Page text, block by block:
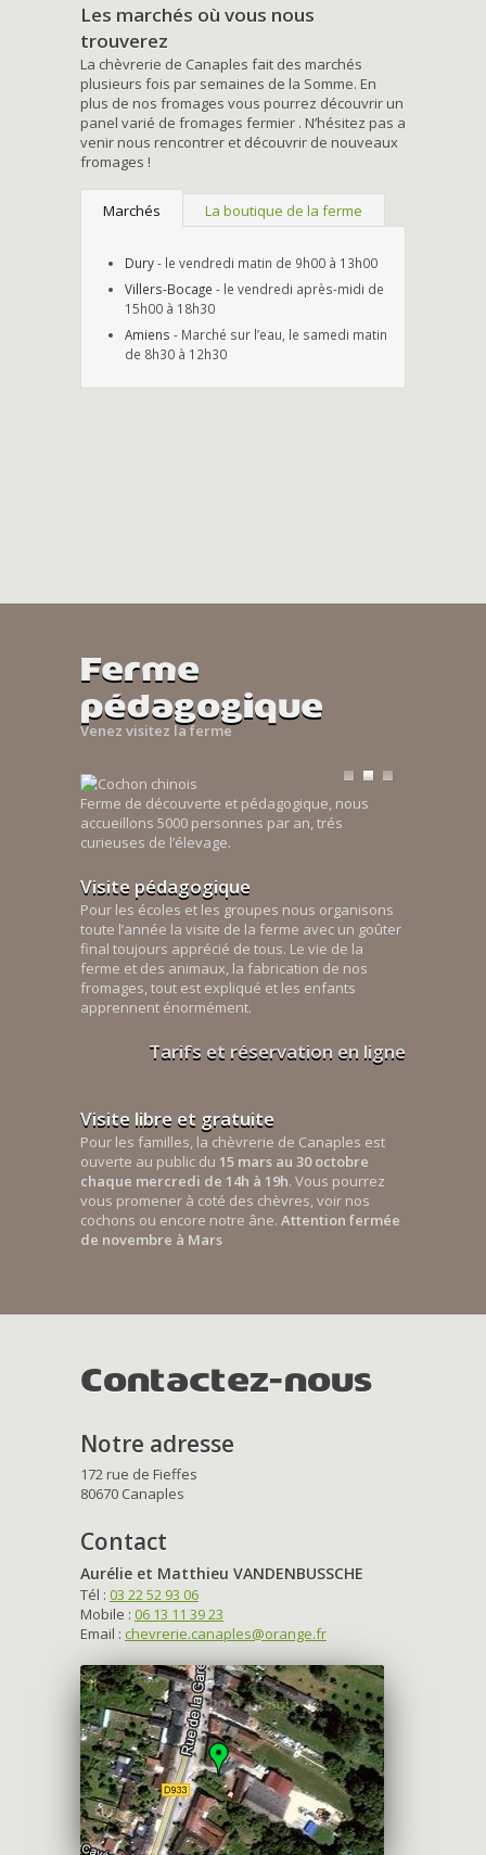
Les marchés où vous nous
trouverez
La chèvrerie de Canaples fait des marchés
plusieurs fois par semaines de la Somme. En
plus de nos fromages vous pourrez découvrir un
panel varié de fromages fermier . N’hésitez pas a
venir nous rencontrer et découvrir de nouveaux
fromages !
Marchés La boutique de la ferme
Dury- le vendredi matin de 9h00 à 13h00
Villers-Bocage - le vendredi après-midi de
15h00 à 18h30
Amiens - Marché sur l’eau, le samedi matin
de 8h30 à 12h30
Ferme
pédagogique
Venez visitez la ferme
Ferme de découverte et pédagogique, nous
accueillons 5000 personnes par an, trés
curieuses de l’élevage.
Visite pédagogique
Pour les écoles et les groupes nous organisons
toute l’année la visite de la ferme avec un goûter
final toujours apprécié de tous. Le vie de la
ferme et des animaux, la fabrication de nos
fromages, tout est expliqué et les enfants
apprennent énormément.
Tarifs et réservation en ligne
Visite libre et gratuite
Pour les familles, la chèvrerie de Canaples est
ouverte au public du 15 mars au 30 octobre
chaque mercredi de 14h à 19h. Vous pourrez
vous promener à coté des chèvres, voir nos
cochons ou encore notre âne. Attention fermée
de novembre à Mars
Contactez-nous
Notre adresse
172 rue de Fieffes
80670 Canaples
Contact
Aurélie et Matthieu VANDENBUSSCHE
Tél : 03 22 52 93 06
Mobile : 06 13 11 39 23
Email : chevrerie.canaples@orange.fr